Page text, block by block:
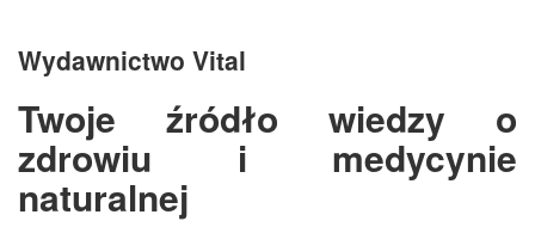
Wydawnictwo Vital
Twoje źródło wiedzy o
zdrowiu i medycynie
naturalnej